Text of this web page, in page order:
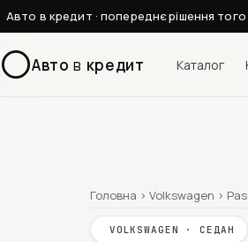
Авто в кредит · попереднє рішення того
Авто в кредит Каталог
Головна › Volkswagen ›
VOLKSWAGEN · СЕДАН